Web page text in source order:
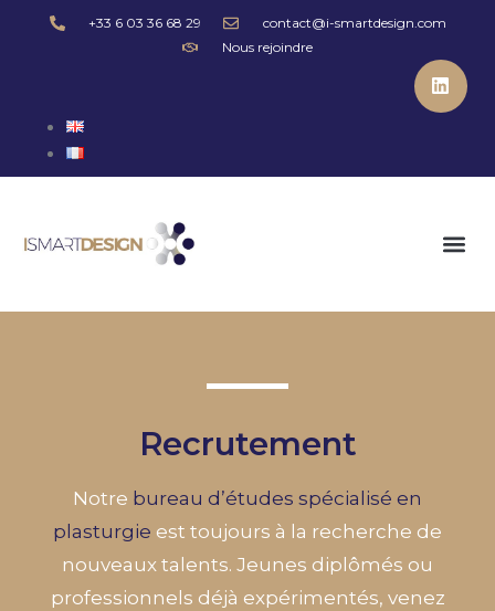
+33 6 03 36 68 29
contact@i-smartdesign.com
Nous rejoindre
Recrutement
Notre bureau d’études spécialisé en
plasturgie est toujours à la recherche de
nouveaux talents. Jeunes diplômés ou
professionnels déjà expérimentés, venez